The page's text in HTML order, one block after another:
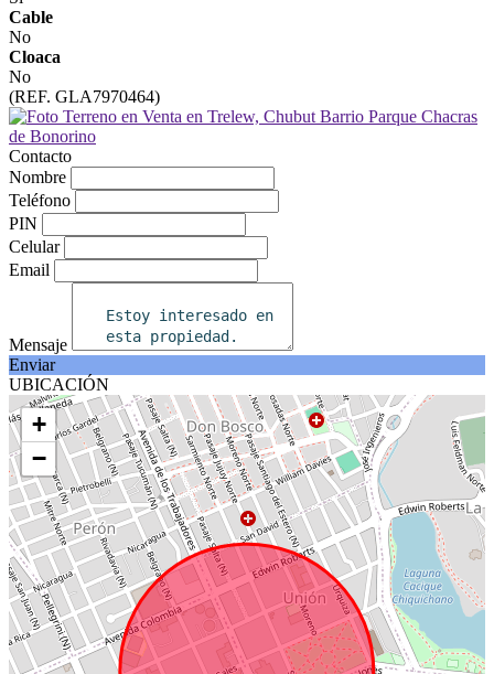
Cable
No
Cloaca
No
(REF. GLA7970464)
Contacto
Nombre
Teléfono
PIN
Celular
Email
Mensaje
Enviar
UBICACIÓN
+
−